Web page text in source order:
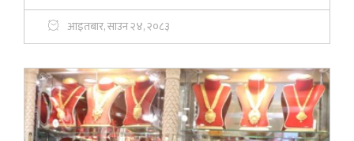
आइतबार, साउन २४, २०८३